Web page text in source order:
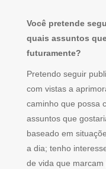
Você pretende
quais assuntos
futuramente?
Pretendo seguir
com vistas a
caminho que possa
assuntos que
baseado em
a dia; tenho
de vida que